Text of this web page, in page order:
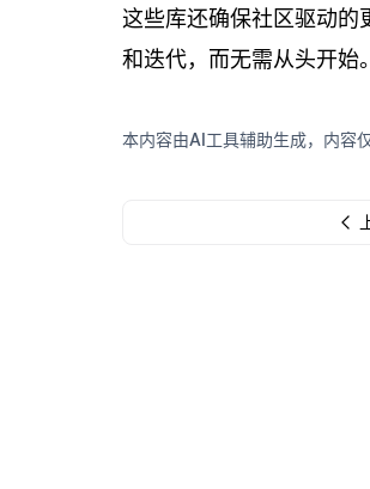
这些库还确保社区驱动的
和迭代，而无需从头开始。
本内容由AI工具辅助生成，内容